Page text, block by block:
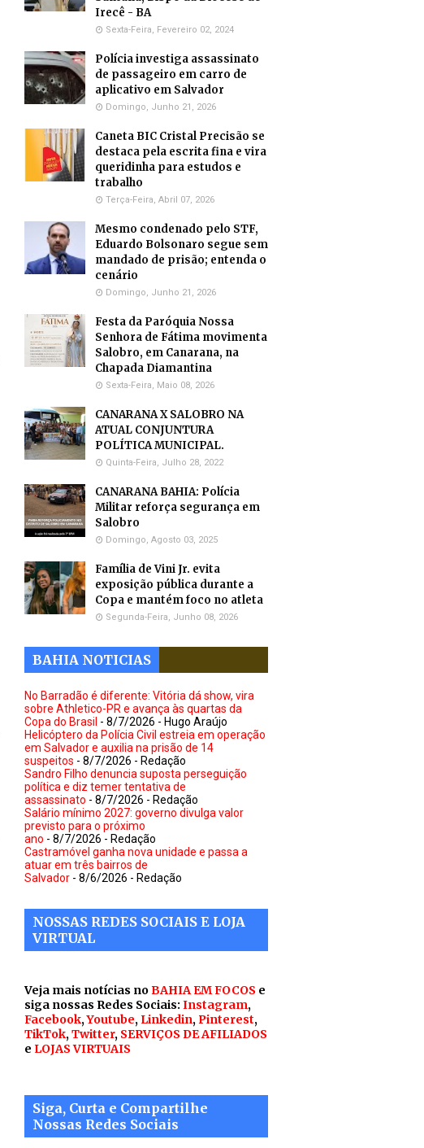
Irecê - BA
Sexta-Feira, Fevereiro 02, 2024
Polícia investiga assassinato
de passageiro em carro de
aplicativo em Salvador
Domingo, Junho 21, 2026
Caneta BIC Cristal Precisão se
destaca pela escrita fina e vira
queridinha para estudos e
trabalho
Terça-Feira, Abril 07, 2026
Mesmo condenado pelo STF,
Eduardo Bolsonaro segue sem
mandado de prisão; entenda o
cenário
Domingo, Junho 21, 2026
Festa da Paróquia Nossa
Senhora de Fátima movimenta
Salobro, em Canarana, na
Chapada Diamantina
Sexta-Feira, Maio 08, 2026
CANARANA X SALOBRO NA
ATUAL CONJUNTURA
POLÍTICA MUNICIPAL.
Quinta-Feira, Julho 28, 2022
CANARANA BAHIA: Polícia
Militar reforça segurança em
Salobro
Domingo, Agosto 03, 2025
Família de Vini Jr. evita
exposição pública durante a
Copa e mantém foco no atleta
Segunda-Feira, Junho 08, 2026
BAHIA NOTICIAS
No Barradão é diferente: Vitória dá show, vira
sobre Athletico-PR e avança às quartas da
Copa do Brasil - 8/7/2026 - Hugo Araújo
Helicóptero da Polícia Civil estreia em operação
em Salvador e auxilia na prisão de 14
suspeitos - 8/7/2026 - Redação
Sandro Filho denuncia suposta perseguição
política e diz temer tentativa de
assassinato - 8/7/2026 - Redação
Salário mínimo 2027: governo divulga valor
previsto para o próximo
ano - 8/7/2026 - Redação
Castramóvel ganha nova unidade e passa a
atuar em três bairros de
Salvador - 8/6/2026 - Redação
NOSSAS REDES SOCIAIS E LOJA
VIRTUAL
Veja mais notícias noBAHIA EM FOCOS e
siga nossas Redes Sociais: Instagram,
Facebook,Youtube, Linkedin,Pinterest,
TikTok,Twitter, SERVIÇOS DE AFILIADOS
e LOJAS VIRTUAIS
Siga, Curta e Compartilhe
Nossas Redes Sociais